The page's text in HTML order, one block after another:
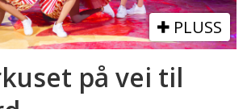
PLUSS
på vei til